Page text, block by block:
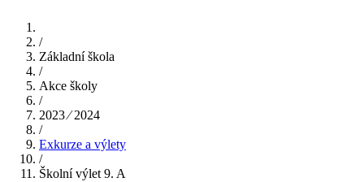
/
Základní škola
/
Akce školy
/
2023 ⁄ 2024
/
Exkurze a výlety
/
Školní výlet 9. A